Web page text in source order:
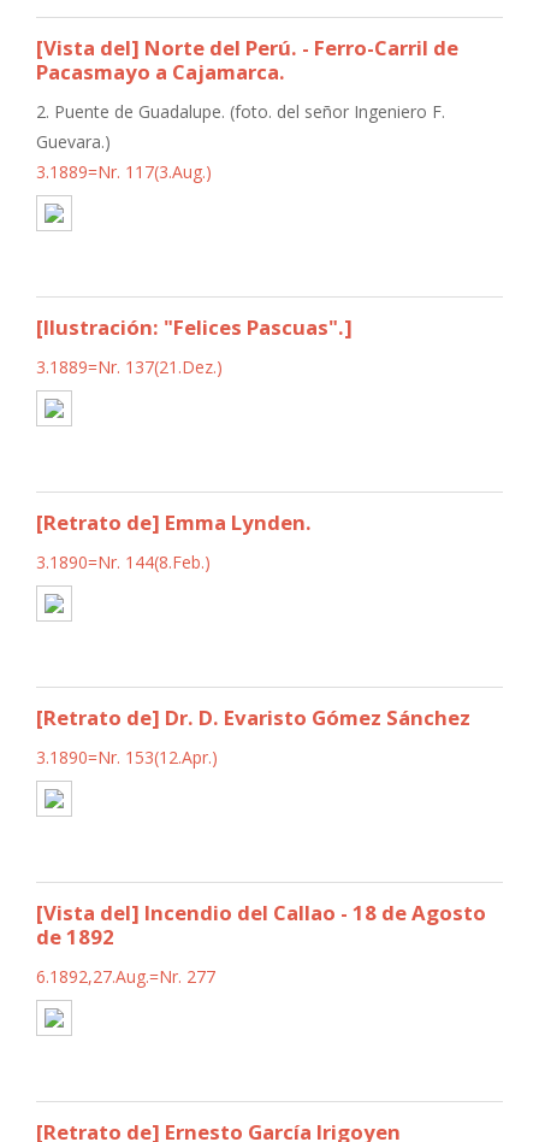
[Vista del] Norte del Perú. - Ferro-Carril de
Pacasmayo a Cajamarca.
2. Puente de Guadalupe. (foto. del señor Ingeniero F.
Guevara.)
3.1889=Nr. 117(3.Aug.)
[Ilustración: "Felices Pascuas".]
3.1889=Nr. 137(21.Dez.)
[Retrato de] Emma Lynden.
3.1890=Nr. 144(8.Feb.)
[Retrato de] Dr. D. Evaristo Gómez Sánchez
3.1890=Nr. 153(12.Apr.)
[Vista del] Incendio del Callao - 18 de Agosto
de 1892
6.1892,27.Aug.=Nr. 277
[Retrato de] Ernesto García Irigoyen